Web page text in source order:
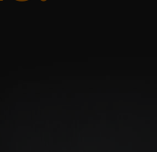
werking van de website.